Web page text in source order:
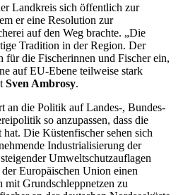
Landkreis sich öffentlich zur
er eine Resolution zur
auf den Weg brachte. „Die
Tradition in der Region. Der
für die Fischerinnen und Fischer ein,
auf EU-Ebene teilweise stark
Sven Ambrosy.
an die Politik auf Landes-, Bundes-
so anzupassen, dass die
Die Küstenfischer sehen sich
Industrialisierung der
Umweltschutzauflagen
Europäischen Union einen
mit Grundschleppnetzen zu